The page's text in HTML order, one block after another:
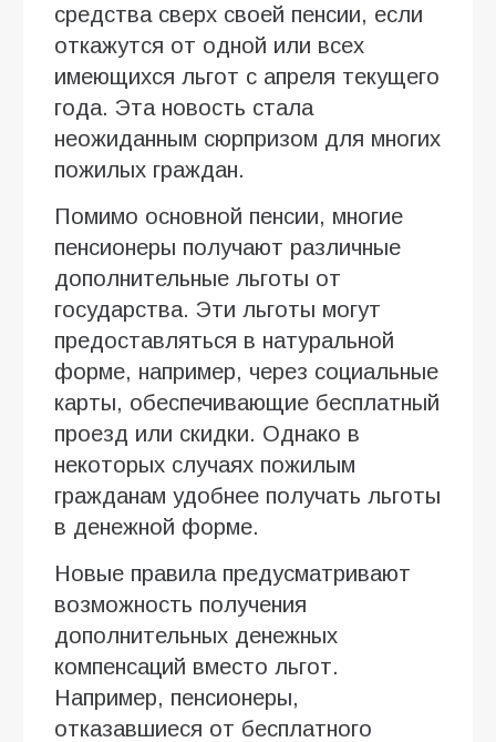
средства сверх своей пенсии, если
откажутся от одной или всех
имеющихся льгот с апреля текущего
года. Эта новость стала
неожиданным сюрпризом для многих
пожилых граждан.
Помимо основной пенсии, многие
пенсионеры получают различные
дополнительные льготы от
государства. Эти льготы могут
предоставляться в натуральной
форме, например, через социальные
карты, обеспечивающие бесплатный
проезд или скидки. Однако в
некоторых случаях пожилым
гражданам удобнее получать льготы
в денежной форме.
Новые правила предусматривают
возможность получения
дополнительных денежных
компенсаций вместо льгот.
Например, пенсионеры,
отказавшиеся от бесплатного